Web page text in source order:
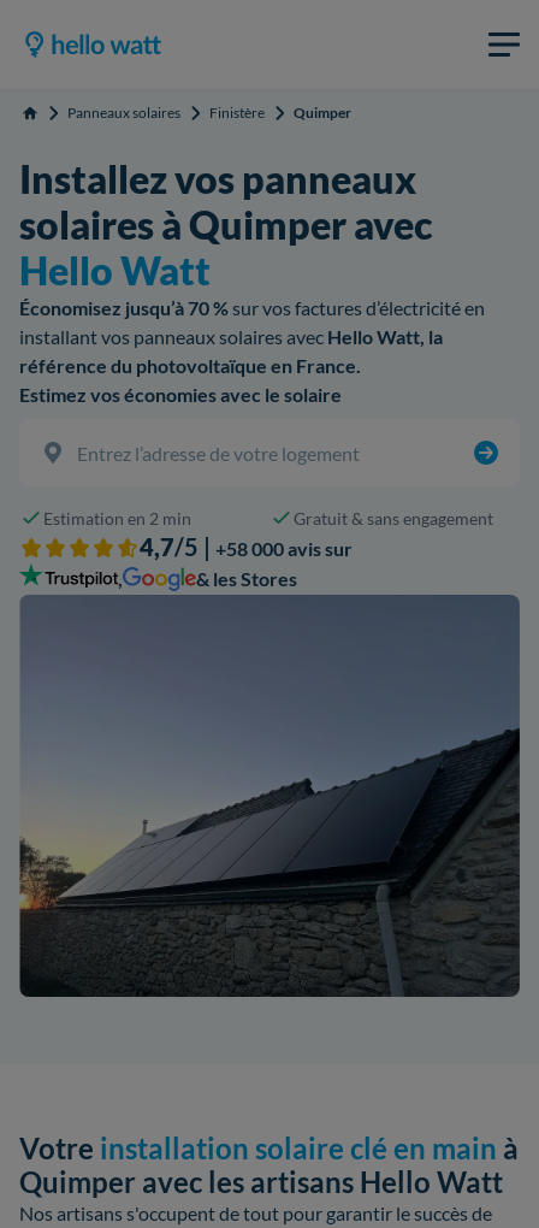
Accueil Panneaux solaires Finistère Quimper
Installez vos panneaux
solaires à Quimper avec
Hello Watt
Économisez jusqu’à 70 %sur vos factures d’électricité en
installant vos panneaux solaires avec Hello Watt, la
référence du photovoltaïque en France.
Estimez vos économies avec le solaire
Estimation en 2 min Gratuit & sans engagement
4,7/5 | +58 000 avis sur
,
& les Stores
Votre installation solaire clé en main à
Quimper avec les artisans Hello Watt
Nos artisans s'occupent de tout pour garantir le succès de